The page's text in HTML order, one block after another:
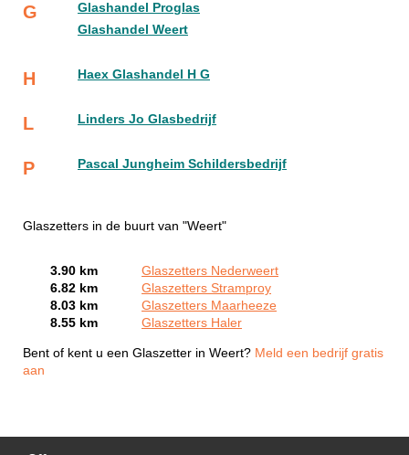
G
Glashandel Proglas
Glashandel Weert
H Haex Glashandel H G
L Linders Jo Glasbedrijf
P Pascal Jungheim Schildersbedrijf
Glaszetters in de buurt van "Weert"
3.90 km
Glaszetters Nederweert
6.82 km
Glaszetters Stramproy
8.03 km
Glaszetters Maarheeze
8.55 km
Glaszetters Haler
Bent of kent u een Glaszetter in Weert? Meld een bedrijf gratis
aan